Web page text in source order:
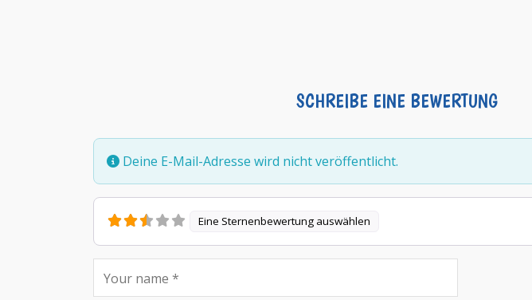
SCHREIBE EINE BEWERTUNG
Deine E-Mail-Adresse wird nicht veröffentlicht.
Eine Sternenbewertung auswählen